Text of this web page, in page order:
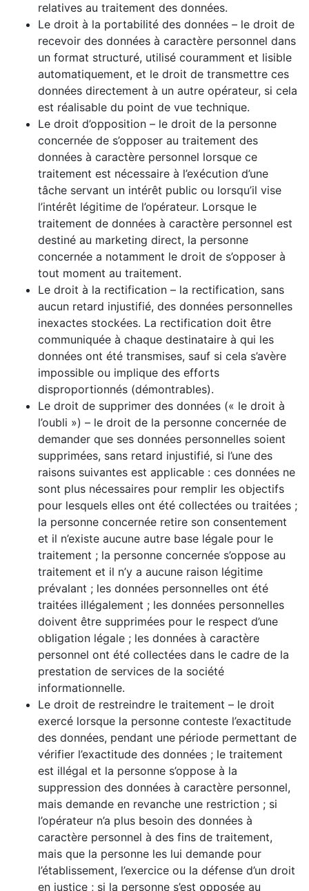
relatives au traitement des données.
Le droit à la portabilité des données – le droit de
recevoir des données à caractère personnel dans
un format structuré, utilisé couramment et lisible
automatiquement, et le droit de transmettre ces
données directement à un autre opérateur, si cela
est réalisable du point de vue technique.
Le droit d’opposition – le droit de la personne
concernée de s’opposer au traitement des
données à caractère personnel lorsque ce
traitement est nécessaire à l’exécution d’une
tâche servant un intérêt public ou lorsqu’il vise
l’intérêt légitime de l’opérateur. Lorsque le
traitement de données à caractère personnel est
destiné au marketing direct, la personne
concernée a notamment le droit de s’opposer à
tout moment au traitement.
Le droit à la rectification – la rectification, sans
aucun retard injustifié, des données personnelles
inexactes stockées. La rectification doit être
communiquée à chaque destinataire à qui les
données ont été transmises, sauf si cela s’avère
impossible ou implique des efforts
disproportionnés (démontrables).
Le droit de supprimer des données (« le droit à
l’oubli ») – le droit de la personne concernée de
demander que ses données personnelles soient
supprimées, sans retard injustifié, si l’une des
raisons suivantes est applicable : ces données ne
sont plus nécessaires pour remplir les objectifs
pour lesquels elles ont été collectées ou traitées ;
la personne concernée retire son consentement
et il n’existe aucune autre base légale pour le
traitement ; la personne concernée s’oppose au
traitement et il n’y a aucune raison légitime
prévalant ; les données personnelles ont été
traitées illégalement ; les données personnelles
doivent être supprimées pour le respect d’une
obligation légale ; les données à caractère
personnel ont été collectées dans le cadre de la
prestation de services de la société
informationnelle.
Le droit de restreindre le traitement – le droit
exercé lorsque la personne conteste l’exactitude
des données, pendant une période permettant de
vérifier l’exactitude des données ; le traitement
est illégal et la personne s’oppose à la
suppression des données à caractère personnel,
mais demande en revanche une restriction ; si
l’opérateur n’a plus besoin des données à
caractère personnel à des fins de traitement,
mais que la personne les lui demande pour
l’établissement, l’exercice ou la défense d’un droit
en justice ; si la personne s’est opposée au